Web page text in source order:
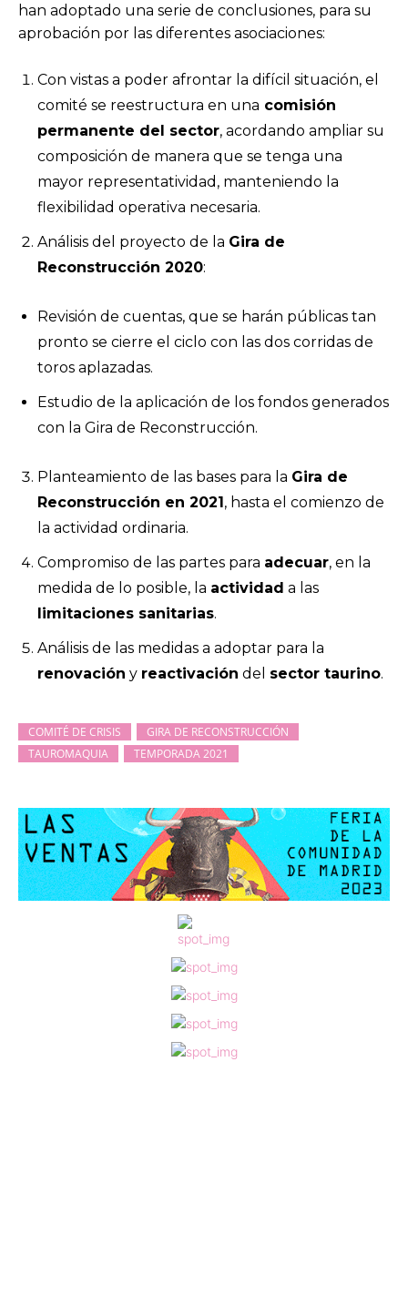
han adoptado una serie de conclusiones, para su
aprobación por las diferentes asociaciones:
Con vistas a poder afrontar la difícil situación, el
comité se reestructura en una comisión
permanente del sector, acordando ampliar su
composición de manera que se tenga una
mayor representatividad, manteniendo la
flexibilidad operativa necesaria.
Análisis del proyecto de la Gira de
Reconstrucción 2020:
Revisión de cuentas, que se harán públicas tan
pronto se cierre el ciclo con las dos corridas de
toros aplazadas.
Estudio de la aplicación de los fondos generados
con la Gira de Reconstrucción.
Planteamiento de las bases para la Gira de
Reconstrucción en 2021 , hasta el comienzo de
la actividad ordinaria.
Compromiso de las partes para adecuar, en la
medida de lo posible, la actividad a las
limitaciones sanitarias.
Análisis de las medidas a adoptar para la
renovación y reactivación del sector taurino.
COMITÉ DE CRISIS
GIRA DE RECONSTRUCCIÓN
TAUROMAQUIA
TEMPORADA 2021